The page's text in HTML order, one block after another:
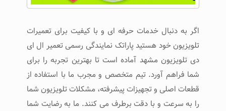
اگر به دنبال خدمات حرفه ‌ای و با کیفیت برای تعمیرات
تلویزیون خود هستید پاراتک نمایندگی رسمی تعمیر ال ای
دی تلویزیون مشهد آماده‌ است تا بهترین تجربه را برای
شما فراهم آورد. تیم متخصص و مجرب ما با استفاده از
قطعات اصلی و تجهیزات پیشرفته، مشکلات تلویزیون شما
را به سرعت و با دقت برطرف می ‌کنند. ما به رضایت شما